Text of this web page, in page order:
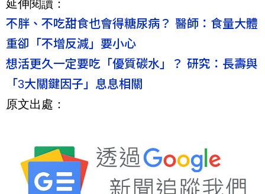
延伸閱讀：
不胖、不吃甜食也會得糖尿病？ 醫師：食量大體
重卻「不增反減」要小心
想活更久一定要吃「優質碳水」？ 研究：長壽與
「3大關鍵因子」息息相關
原文出處：